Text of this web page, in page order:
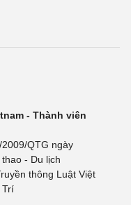
- Thành viên
QTG ngày
- Du lịch
thông Luật Việt
Trí